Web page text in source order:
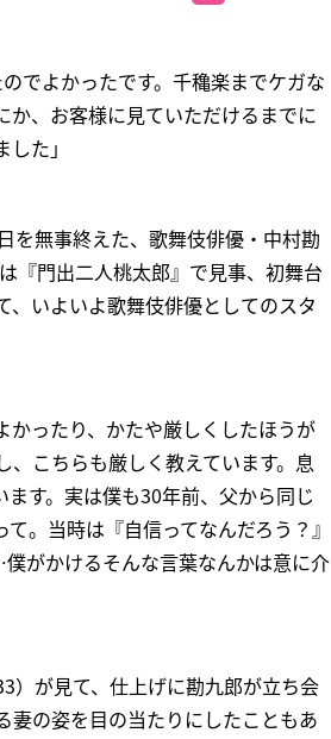
でよかったです。千穐楽までケガな
か、お客様に見ていただけるまでに
た」
を無事終えた、歌舞伎俳優・中村勘
『門出二人桃太郎』で見事、初舞台
いよいよ歌舞伎俳優としてのスタ
かったり、かたや厳しくしたほうが
こちらも厳しく教えています。息
す。実は僕も30年前、父から同じ
。当時は『自信ってなんだろう？』
がかけるそんな言葉なんかは意に介
）が見て、仕上げに勘九郎が立ち会
妻の姿を目の当たりにしたこともあ